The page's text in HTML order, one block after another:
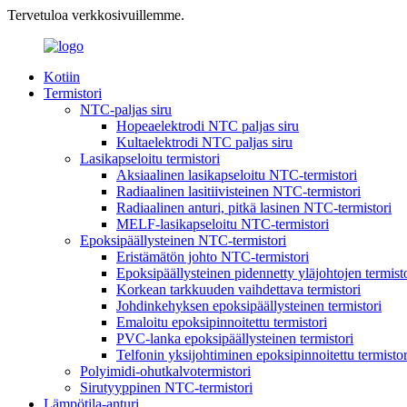
Tervetuloa verkkosivuillemme.
Kotiin
Termistori
NTC-paljas siru
Hopeaelektrodi NTC paljas siru
Kultaelektrodi NTC paljas siru
Lasikapseloitu termistori
Aksiaalinen lasikapseloitu NTC-termistori
Radiaalinen lasitiivisteinen NTC-termistori
Radiaalinen anturi, pitkä lasinen NTC-termistori
MELF-lasikapseloitu NTC-termistori
Epoksipäällysteinen NTC-termistori
Eristämätön johto NTC-termistori
Epoksipäällysteinen pidennetty yläjohtojen
Korkean tarkkuuden vaihdettava termistori
Johdinkehyksen epoksipäällysteinen termistori
Emaloitu epoksipinnoitettu termistori
PVC-lanka epoksipäällysteinen termistori
Telfonin yksijohtiminen epoksipinnoitettu
Polyimidi-ohutkalvotermistori
Sirutyyppinen NTC-termistori
Lämpötila-anturi